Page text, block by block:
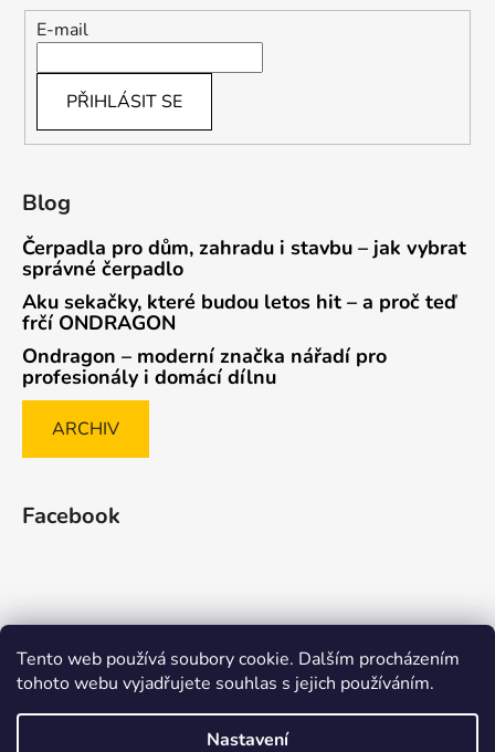
Tento web používá soubory cookie. Dalším procházením
tohoto webu vyjadřujete souhlas s jejich používáním.
Nastavení
E-mail
PŘIHLÁSIT SE
Blog
Čerpadla pro dům, zahradu i stavbu – jak vybrat
správné čerpadlo
Aku sekačky, které budou letos hit – a proč teď
frčí ONDRAGON
Ondragon – moderní značka nářadí pro
profesionály i domácí dílnu
ARCHIV
Facebook
Způsob ověřování recenzí